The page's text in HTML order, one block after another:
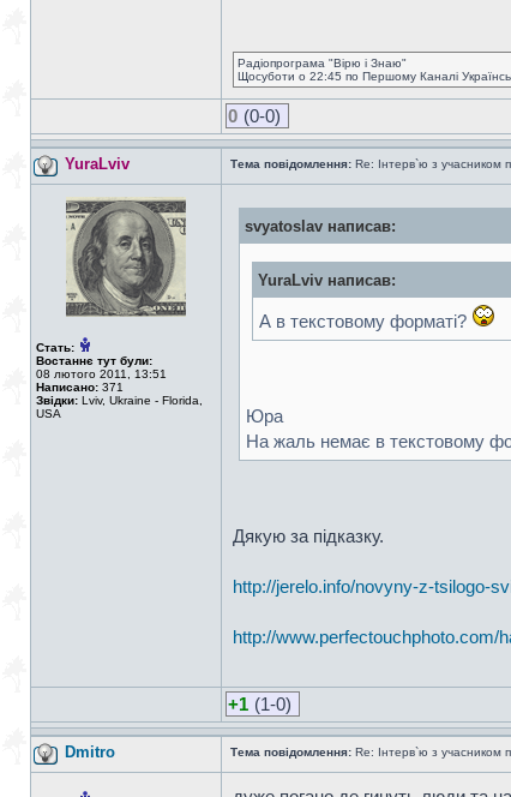
Радіопрограма "Вірю і Знаю"
Щосуботи о 22:45 по Першому Каналі
0 (0-0)
YuraLviv Тема повідомлення: Re: Інтерв`ю з учасником
Стать:
Востаннє тут були:
08 лютого 2011, 13:51
Написано: 371
Звідки: Lviv, Ukraine - Florida,
USA
svyatoslav написав:
YuraLviv написав:
А в текстовому форматі?
Юра
На жаль немає в текстовому
Дякую за підказку.
http://jerelo.info/novyny-z-tsilogo-
http://www.perfectouchphoto.com/
+1 (1-0)
Dmitro Тема повідомлення: Re: Інтерв`ю з учасником